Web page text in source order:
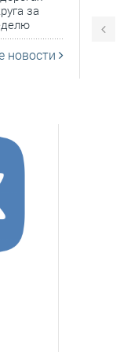
за
новости